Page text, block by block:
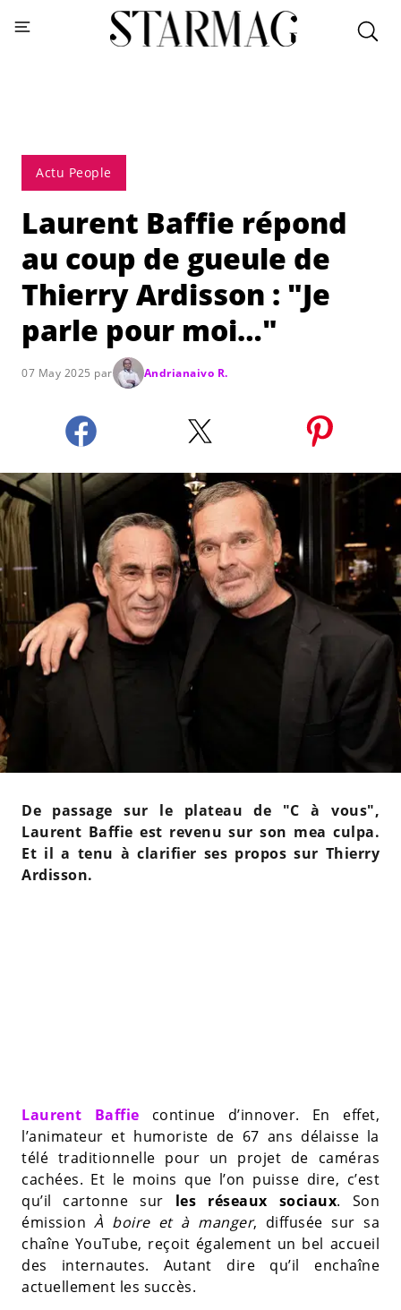
Actu People
Laurent Baffie répond
au coup de gueule de
Thierry Ardisson : "Je
parle pour moi…"
07 May 2025 par Andrianaivo R.
De passage sur le plateau de "C à vous",
Laurent Baffie est revenu sur son mea culpa.
Et il a tenu à clarifier ses propos sur Thierry
Ardisson.
Laurent Baffie continue d’innover. En effet,
l’animateur et humoriste de 67 ans délaisse la
télé traditionnelle pour un projet de caméras
cachées. Et le moins que l’on puisse dire, c’est
qu’il cartonne sur les réseaux sociaux. Son
émissionÀ boire et à manger, diffusée sur sa
chaîne YouTube, reçoit également un bel accueil
des internautes. Autant dire qu’il enchaîne
actuellement les succès.